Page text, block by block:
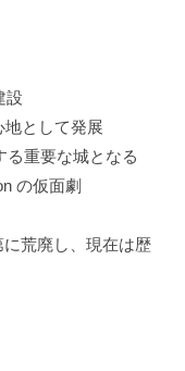
設
として発展
る重要な城となる
の仮面劇
荒廃し、現在は歴